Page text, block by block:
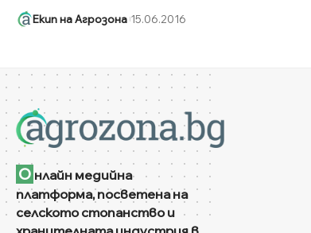
Екип на Агрозона 15.06.2016
О нлайн медийна
платформа, посветена на
селското стопанство и